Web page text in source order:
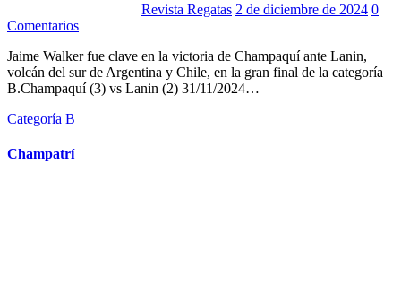
Revista Regatas 2 de diciembre de 2024 0
Comentarios
Jaime Walker fue clave en la victoria de Champaquí ante Lanin,
volcán del sur de Argentina y Chile, en la gran final de la categoría
B.Champaquí (3) vs Lanin (2) 31/11/2024…
Categoría B
Champatrí